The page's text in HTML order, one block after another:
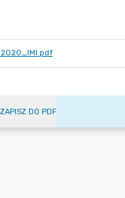
ZAPISZ DO PDF